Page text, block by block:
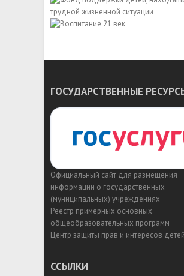
ГОСУДАРСТВЕННЫЕ
Официальный сайт для размещения
информации о государственных
(муниципальных) учреждениях
Реестр примерных основных
общеобразовательных программ
Центр защиты прав и интересов детей
ССЫЛКИ